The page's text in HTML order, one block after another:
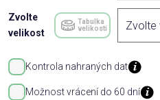
Zvolte
velikost
Tabulka
velikostí
Kontrola nahraných dat
Možnost vrácení do 60 dní